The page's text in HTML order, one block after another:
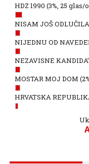
HDZ 1990 (3%, 25 glas/
NISAM JOŠ
NIJEDNU OD
NEZAVISNE
MOSTAR MOJ DOM
HRVATSKA